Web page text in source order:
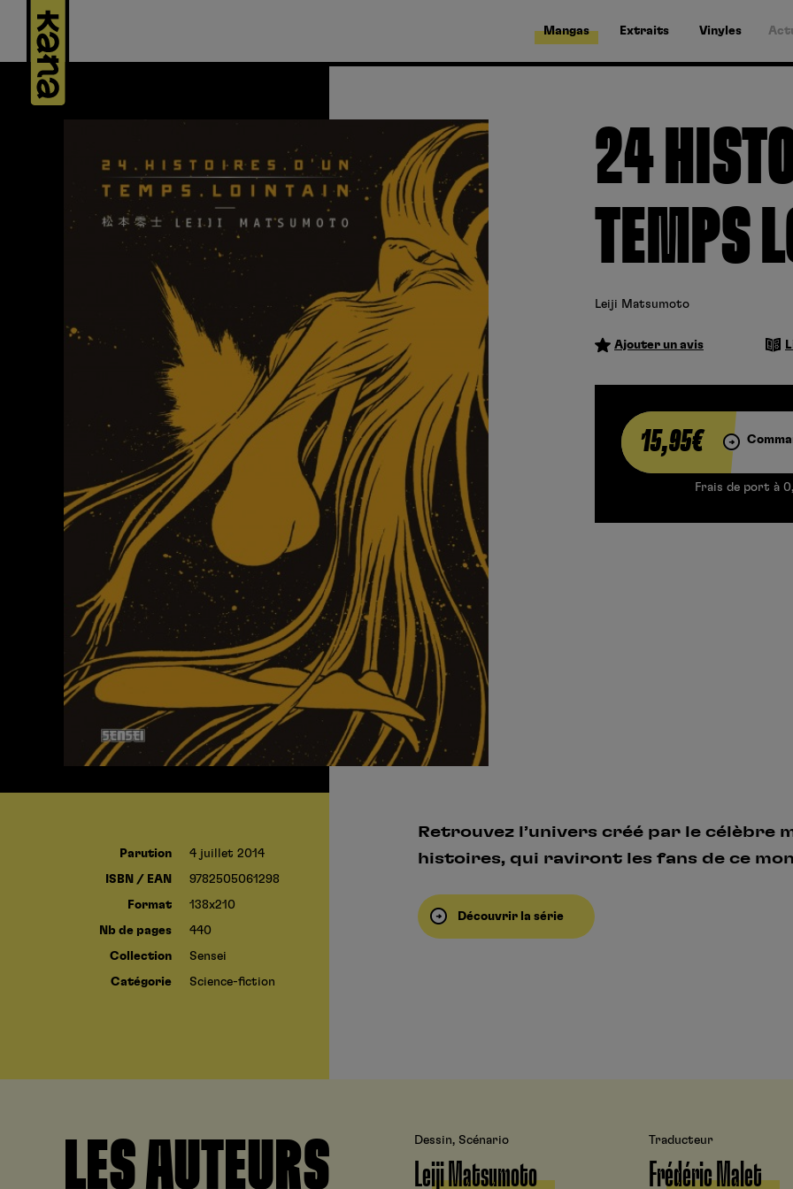
Mangas Extraits Vinyles
24
TEMPS
Leiji Matsumoto
Ajouter un avis
15,95€
Frais de port à
Parution 4 juillet 2014
ISBN / EAN 9782505061298
Format 138x210
Nb de pages 440
Collection Sensei
Catégorie Science-fiction
Retrouvez l’univers créé par le célèbre
histoires, qui raviront les fans de ce
Découvrir la série
LES AUTEURS Dessin, Scénario
Leiji Matsumoto
Traducteur
Frédéric Malet
Panneau de gestion des cookies